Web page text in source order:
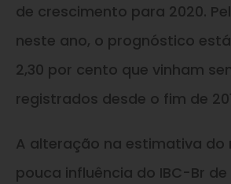
de crescimento para 2020.
neste ano, o prognóstico
2,30 por cento que vinham
registrados desde o fim de
A alteração na estimativa do
pouca influência do IBC-Br